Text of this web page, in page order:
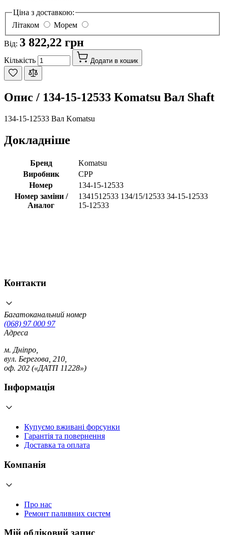
Ціна з доставкою:
Літаком
Морем
Від: 3 822,22 грн
Кількість Додати в кошик
Опис / 134-15-12533 Komatsu Вал Shaft
134-15-12533 Вал Komatsu
Докладніше
Бренд
Komatsu
Виробник
CPP
Номер
134-15-12533
Номер заміни /
Аналог
1341512533 134/15/12533 34-15-12533
15-12533
Контакти
Багатоканальний номер
(068) 97 000 97
Адреса
м. Дніпро,
вул. Берегова, 210,
оф. 202 («ДАТП 11228»)
Інформація
Купуємо вживані форсунки
Гарантія та повернення
Доставка та оплата
Компанія
Про нас
Ремонт паливних систем
Мій обліковий запис